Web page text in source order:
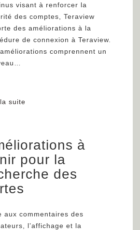
visant à renforcer la
des comptes, Teraview
des améliorations à la
de connexion à Teraview.
comprennent un
suite
à
pour la
des
aux commentaires des
l’affichage et la